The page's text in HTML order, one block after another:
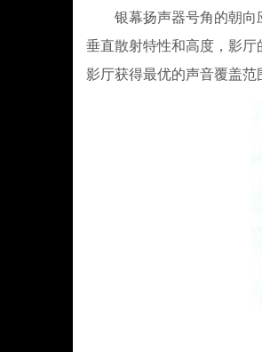
银幕扬声器号角的朝向应
垂直散射特性和高度，影
影厅获得最优的声音覆盖范